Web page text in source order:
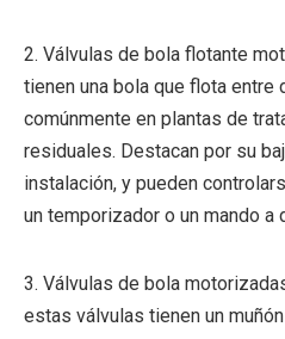
2. Válvulas de bola flotante
tienen una bola que flota
comúnmente en plantas de
residuales. Destacan por su
instalación, y pueden
un temporizador o un mando a
3. Válvulas de bola
estas válvulas tienen un